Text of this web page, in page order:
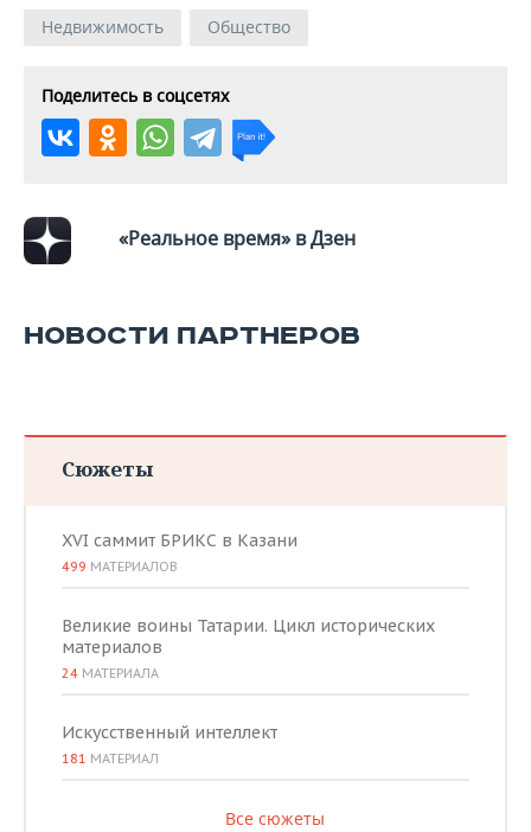
Недвижимость Общество
Поделитесь в соцсетях
«Реальное время» в Дзен
НОВОСТИ ПАРТНЕРОВ
Сюжеты
XVI саммит БРИКС в Казани
499 МАТЕРИАЛОВ
Великие воины Татарии. Цикл исторических
материалов
24 МАТЕРИАЛА
Искусственный интеллект
181 МАТЕРИАЛ
Все сюжеты